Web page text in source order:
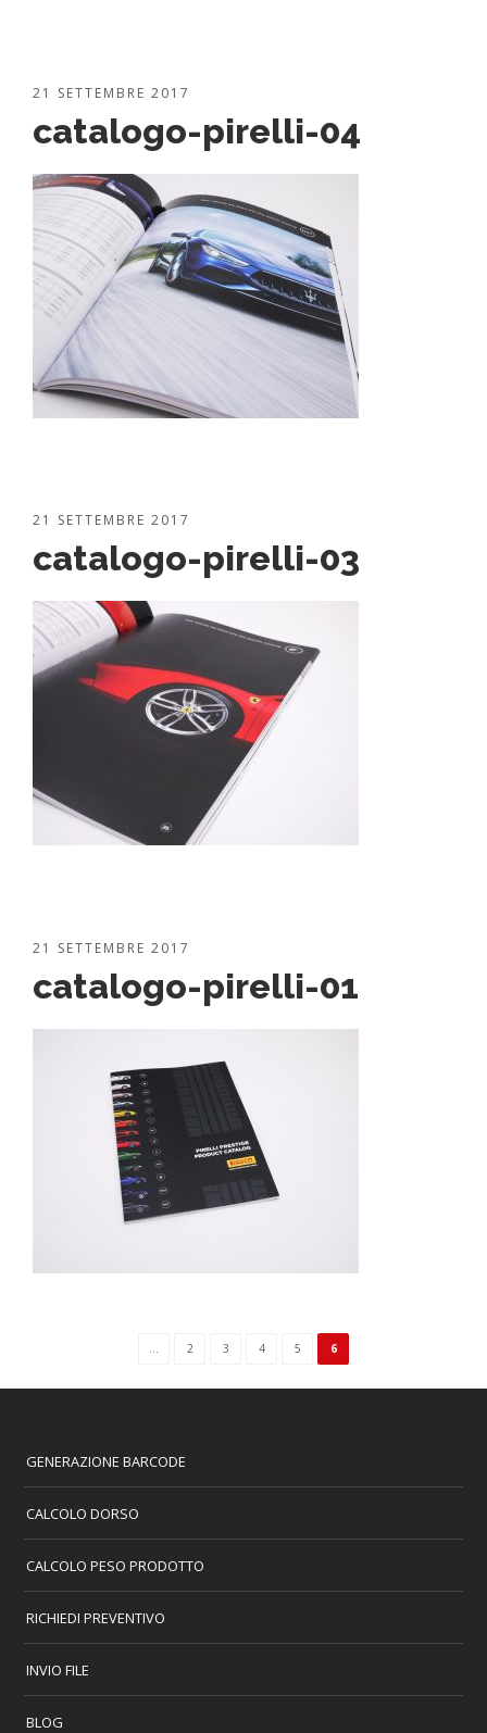
21 SETTEMBRE 2017
catalogo-pirelli-04
21 SETTEMBRE 2017
catalogo-pirelli-03
21 SETTEMBRE 2017
catalogo-pirelli-01
... 2 3 4 5 6
GENERAZIONE BARCODE
CALCOLO DORSO
CALCOLO PESO PRODOTTO
RICHIEDI PREVENTIVO
INVIO FILE
BLOG